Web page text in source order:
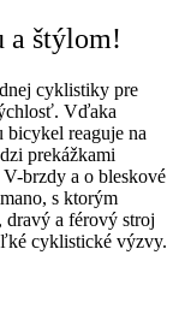
a štýlom!
cyklistiky pre
Vďaka
reaguje na
prekážkami
brzdy a o bleskové
s ktorým
dravý a férový stroj
cyklistické výzvy.